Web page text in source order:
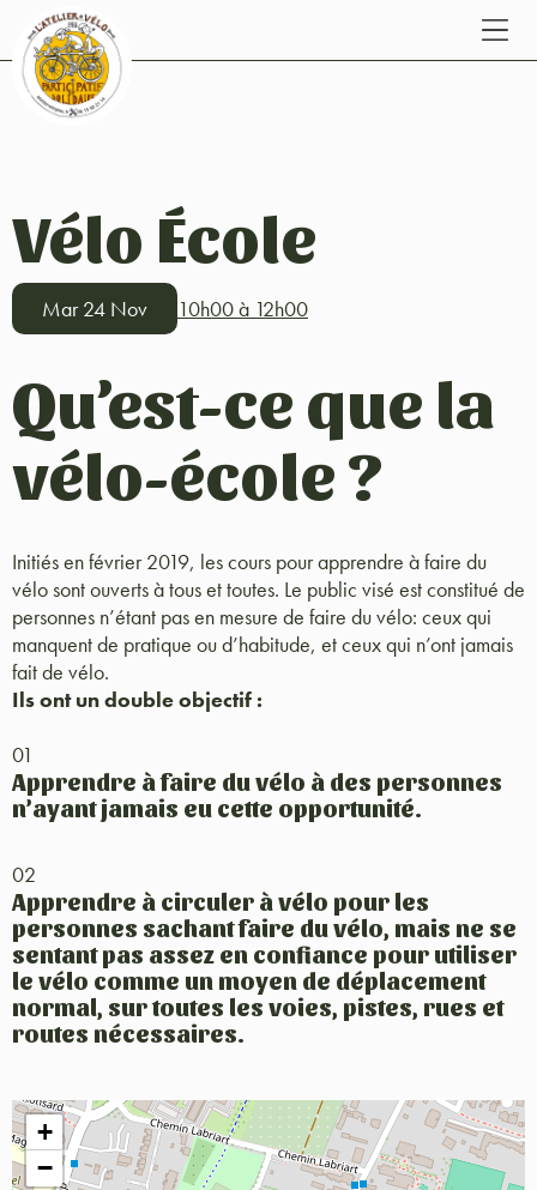
Vélo École
Mar 24 Nov 10h00 à 12h00
Qu’est-ce que la
vélo-école ?
Initiés en février 2019, les cours pour apprendre à faire du
vélo sont ouverts à tous et toutes. Le public visé est constitué de
personnes n’étant pas en mesure de faire du vélo: ceux qui
manquent de pratique ou d’habitude, et ceux qui n’ont jamais
fait de vélo.
Ils ont un double objectif :
01
Apprendre à faire du vélo à des personnes
n’ayant jamais eu cette opportunité.
02
Apprendre à circuler à vélo pour les
personnes sachant faire du vélo, mais ne se
sentant pas assez en confiance pour utiliser
le vélo comme un moyen de déplacement
normal, sur toutes les voies, pistes, rues et
routes nécessaires.
+
−